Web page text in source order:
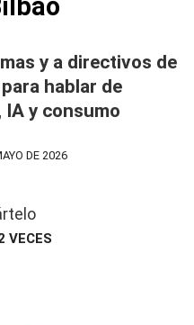
y a directivos de
hablar de
y consumo
DE 2026
VECES